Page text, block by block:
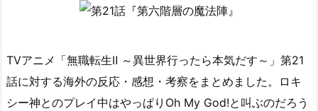
TVアニメ「無職転生Ⅱ ～異世界行ったら本気だす～」第21
話に対する海外の反応・感想・考察をまとめました。ロキ
シー神とのプレイ中はやっぱりOh My God!と叫ぶのだろう